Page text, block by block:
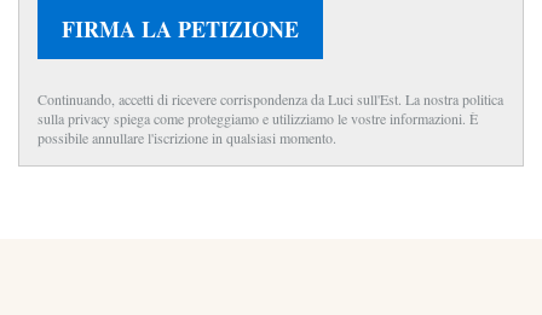
FIRMA LA PETIZIONE
Continuando, accetti di ricevere corrispondenza da Luci sull'Est. La nostra politica
sulla privacy spiega come proteggiamo e utilizziamo le vostre informazioni. È
possibile annullare l'iscrizione in qualsiasi momento.